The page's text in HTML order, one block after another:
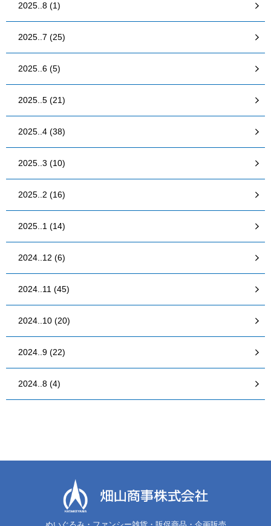
2025..8 (1)
2025..7 (25)
2025..6 (5)
2025..5 (21)
2025..4 (38)
2025..3 (10)
2025..2 (16)
2025..1 (14)
2024..12 (6)
2024..11 (45)
2024..10 (20)
2024..9 (22)
2024..8 (4)